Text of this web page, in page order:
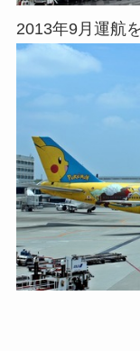
2013年9月運航